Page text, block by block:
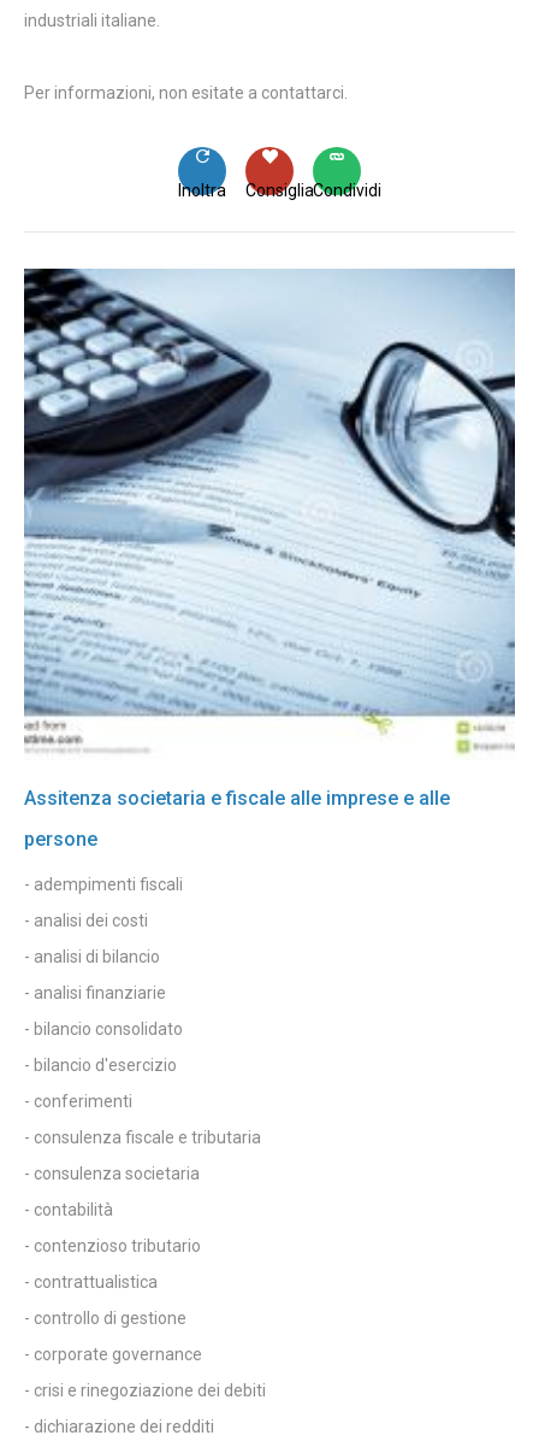
industriali italiane.
Per informazioni, non esitate a contattarci.
Condividi
Consiglia
Inoltra
Assitenza societaria e fiscale alle imprese e alle
persone
- adempimenti fiscali
- analisi dei costi
- analisi di bilancio
- analisi finanziarie
- bilancio consolidato
- bilancio d'esercizio
- conferimenti
- consulenza fiscale e tributaria
- consulenza societaria
- contabilità
- contenzioso tributario
- contrattualistica
- controllo di gestione
- corporate governance
- crisi e rinegoziazione dei debiti
- dichiarazione dei redditi